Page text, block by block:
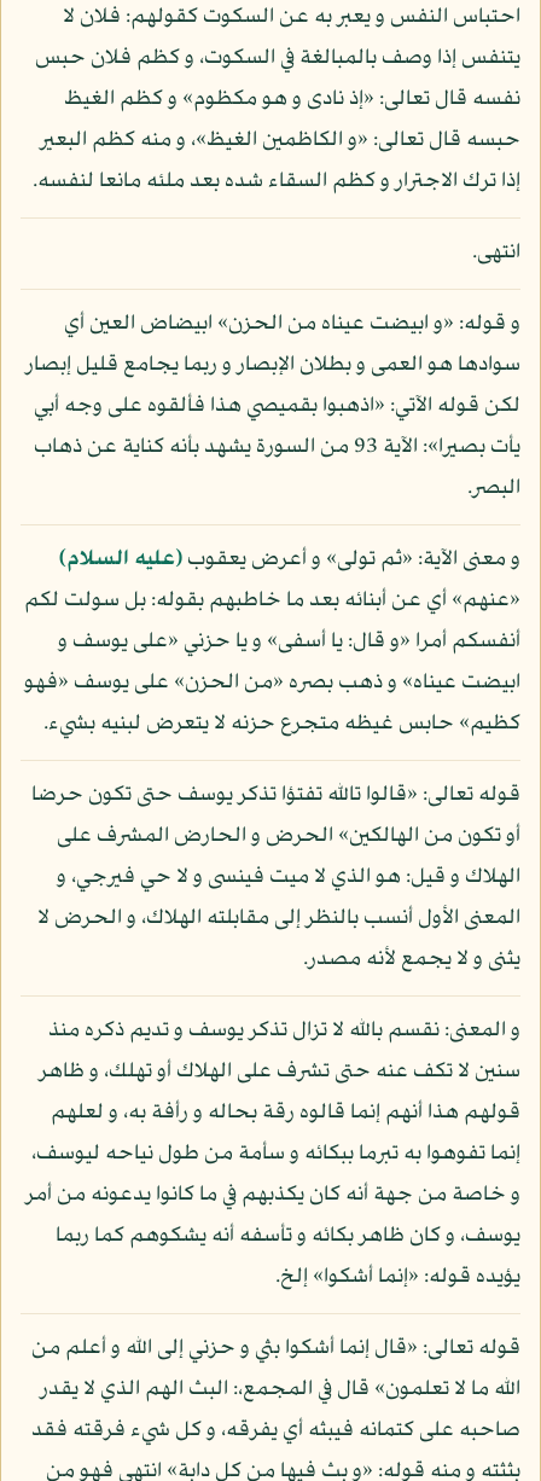
احتباس النفس و يعبر به عن السكوت كقولهم: فلان لا
يتنفس إذا وصف بالمبالغة في السكوت، و كظم فلان حبس
نفسه قال تعالى: «إذ نادى و هو مكظوم» و كظم الغيظ
حبسه قال تعالى: «و الكاظمين الغيظ»، و منه كظم البعير
إذا ترك الاجترار و كظم السقاء شده بعد ملئه مانعا لنفسه.
انتهى.
و قوله: «و ابيضت عيناه من الحزن» ابيضاض العين أي
سوادها هو العمى و بطلان الإبصار و ربما يجامع قليل إبصار
لكن قوله الآتي: «اذهبوا بقميصي هذا فألقوه على وجه أبي
يأت بصيرا»: الآية 93 من السورة يشهد بأنه كناية عن ذهاب
البصر.
و معنى الآية: «ثم تولى» و أعرض يعقوب(عليه السلام)
«عنهم» أي عن أبنائه بعد ما خاطبهم بقوله: بل سولت لكم
أنفسكم أمرا «و قال: يا أسفى» و يا حزني «على يوسف و
ابيضت عيناه» و ذهب بصره «من الحزن» على يوسف «فهو
كظيم» حابس غيظه متجرع حزنه لا يتعرض لبنيه بشيء.
قوله تعالى: «قالوا تالله تفتؤا تذكر يوسف حتى تكون حرضا
أو تكون من الهالكين» الحرض و الحارض المشرف على
الهلاك و قيل: هو الذي لا ميت فينسى و لا حي فيرجي، و
المعنى الأول أنسب بالنظر إلى مقابلته الهلاك، و الحرض لا
يثنى و لا يجمع لأنه مصدر.
و المعنى: نقسم بالله لا تزال تذكر يوسف و تديم ذكره منذ
سنين لا تكف عنه حتى تشرف على الهلاك أو تهلك، و ظاهر
قولهم هذا أنهم إنما قالوه رقة بحاله و رأفة به، و لعلهم
إنما تفوهوا به تبرما ببكائه و سأمة من طول نياحه ليوسف،
و خاصة من جهة أنه كان يكذبهم في ما كانوا يدعونه من أمر
يوسف، و كان ظاهر بكائه و تأسفه أنه يشكوهم كما ربما
يؤيده قوله: «إنما أشكوا» إلخ.
قوله تعالى: «قال إنما أشكوا بثي و حزني إلى الله و أعلم من
الله ما لا تعلمون» قال في المجمع،: البث الهم الذي لا يقدر
صاحبه على كتمانه فيبثه أي يفرقه، و كل شيء فرقته فقد
بثثته و منه قوله: «و بث فيها من كل دابة» انتهى فهو من